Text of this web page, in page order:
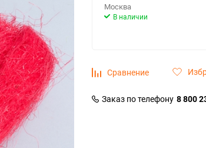
Москва
В наличии
Сравнение
Заказ по телефону 8 800